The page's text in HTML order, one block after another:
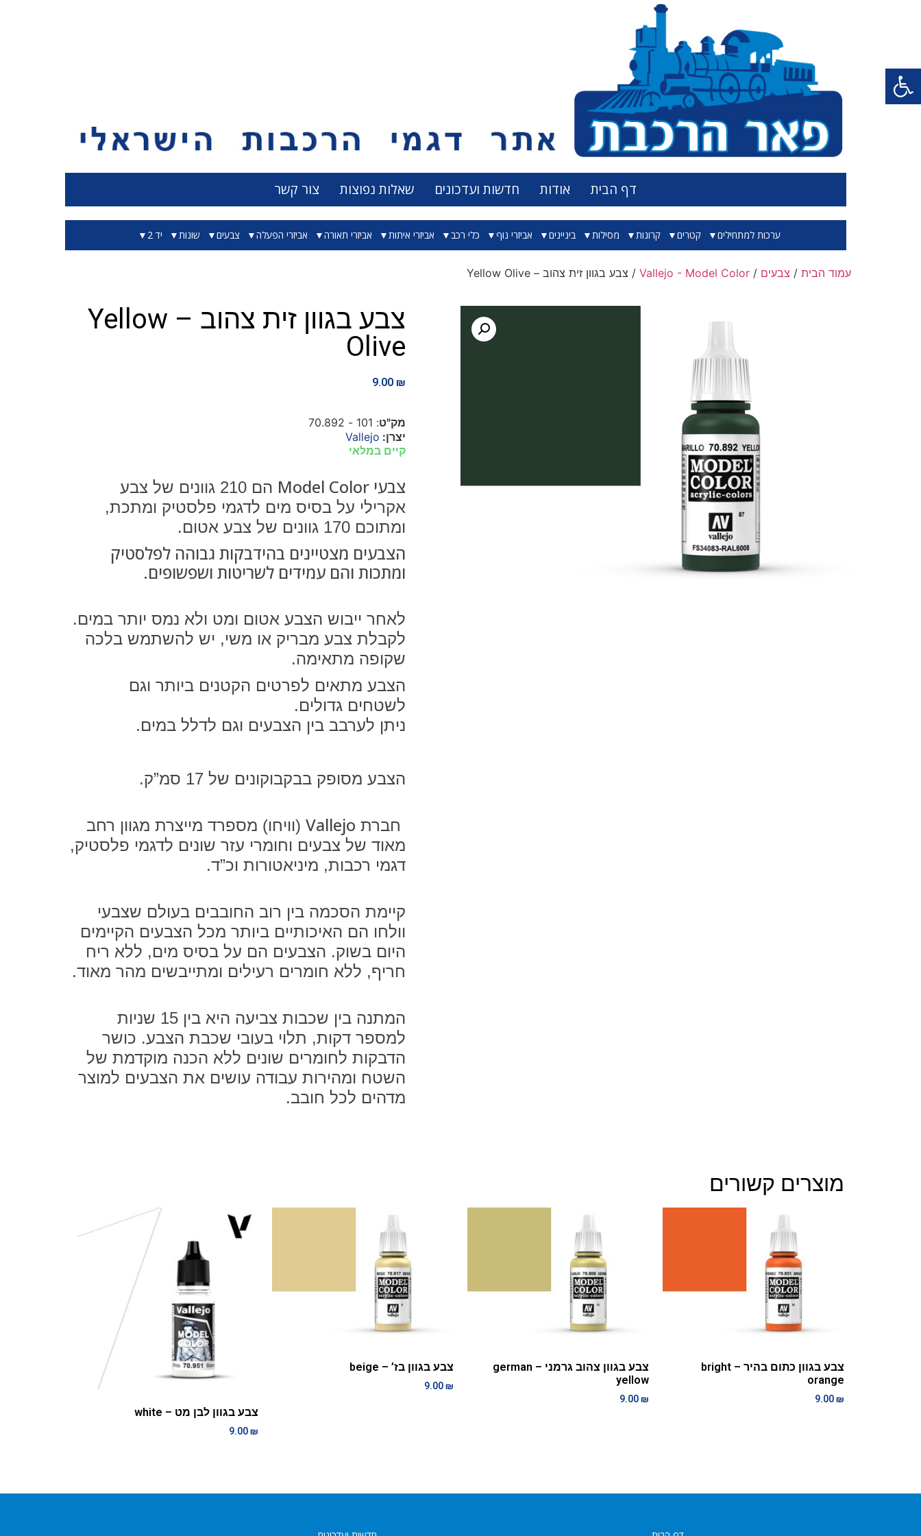
פתח סרגל נגישות
דף הבית אודות חדשות ועדכונים שאלות נפוצות צור קשר
ערכות למתחילים קטרים קרונות מסילות ביניינים אביזרי נוף כלי רכב אביזרי איתות אביזרי תאורה אביזרי הפעלה צבעים שונות יד 2
עמוד הבית / צבעים /
Vallejo - Model Color / צבע בגוון זית צהוב – Yellow Olive
צבע בגוון זית צהוב – Yellow
Olive
9.00 ₪
מק"ט: 101 - 70.892
יצרן: Vallejo
קיים במלאי
צבעי Model Color
הם 210 גוונים של צבע
אקרילי על בסיס מים לדגמי פלסטיק ומתכת,
ומתוכם 170 גוונים של צבע אטום.
הצבעים מצטיינים בהידבקות גבוהה לפלסטיק
ומתכות והם עמידים לשריטות ושפשופים.
לאחר ייבוש הצבע אטום ומט ולא נמס יותר במים.
לקבלת צבע מבריק או משי, יש להשתמש בלכה
שקופה מתאימה.
הצבע מתאים לפרטים הקטנים ביותר וגם
לשטחים גדולים.
ניתן לערבב בין הצבעים וגם לדלל במים.
הצבע מסופק בבקבוקונים של 17 סמ”ק.
חברת Vallejo (וויחו) מספרד מייצרת מגוון רחב
מאוד של צבעים וחומרי עזר שונים לדגמי פלסטיק,
דגמי רכבות, מיניאטורות וכ”ד.
קיימת הסכמה בין רוב החובבים בעולם שצבעי
וולחו הם האיכותיים ביותר מכל הצבעים הקיימים
היום בשוק. הצבעים הם על בסיס מים, ללא ריח
חריף, ללא חומרים רעילים ומתייבשים מהר מאוד.
המתנה בין שכבות צביעה היא בין 15 שניות
למספר דקות, תלוי בעובי שכבת הצבע. כושר
הדבקות לחומרים שונים ללא הכנה מוקדמת של
השטח ומהירות עבודה עושים את הצבעים למוצר
מדהים לכל חובב.
מוצרים קשורים
צבע בגוון כתום בהיר – bright
orange
9.00₪
צבע בגוון צהוב גרמני – german
yellow
9.00₪
צבע בגוון בז’ – beige
9.00₪
צבע בגוון לבן מט – white
9.00₪